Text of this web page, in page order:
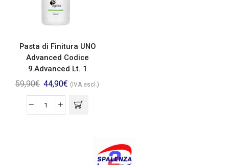
Pasta di Finitura UNO
Advanced Codice
9.Advanced Lt. 1
59,90€ 44,90€ (IVA escl.)